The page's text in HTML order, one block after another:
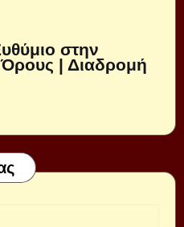
στην
| Διαδρομή